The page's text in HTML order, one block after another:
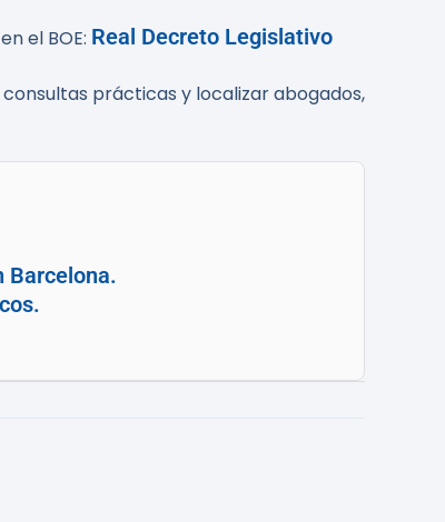
el BOE: Real Decreto Legislativo
prácticas y localizar abogados,
Barcelona.